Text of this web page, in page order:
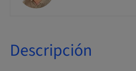
Descripción